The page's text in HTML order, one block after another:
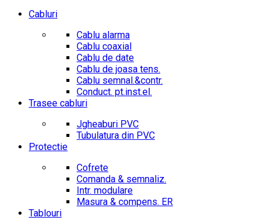
Cabluri
Cablu alarma
Cablu coaxial
Cablu de date
Cablu de joasa tens.
Cablu semnal.&contr.
Conduct. pt.inst.el.
Trasee cabluri
Jgheaburi PVC
Tubulatura din PVC
Protectie
Cofrete
Comanda & semnaliz.
Intr. modulare
Masura & compens. ER
Tablouri